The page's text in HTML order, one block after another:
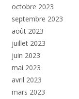
octobre 2023
septembre 2023
août 2023
juillet 2023
juin 2023
mai 2023
avril 2023
mars 2023